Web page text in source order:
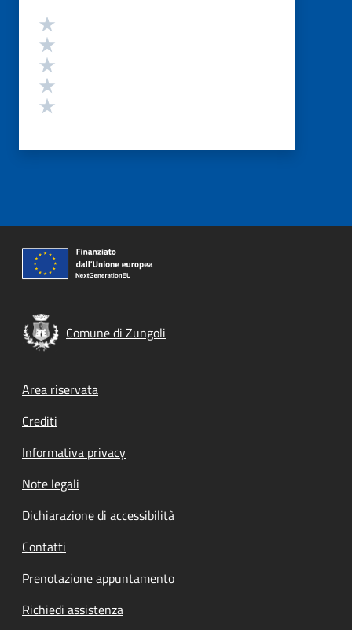
Valutazione
Comune di Zungoli
Footer menu
Area riservata
Crediti
Informativa privacy
Note legali
Dichiarazione di accessibilità
Contatti
Prenotazione appuntamento
Richiedi assistenza